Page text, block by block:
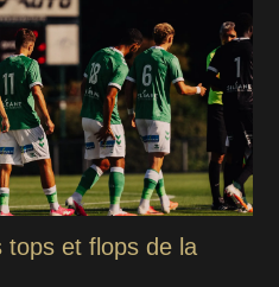
tops et flops de la